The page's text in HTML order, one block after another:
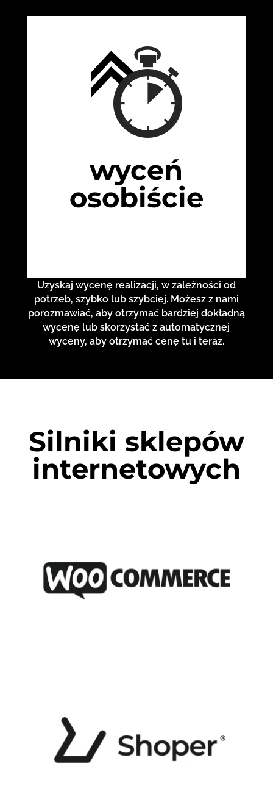
wyceń
osobiście
Uzyskaj wycenę realizacji, w zależności od
potrzeb, szybko lub szybciej. Możesz z nami
porozmawiać, aby otrzymać bardziej dokładną
wycenę lub skorzystać z automatycznej
wyceny, aby otrzymać cenę tu i teraz.
Silniki sklepów
internetowych